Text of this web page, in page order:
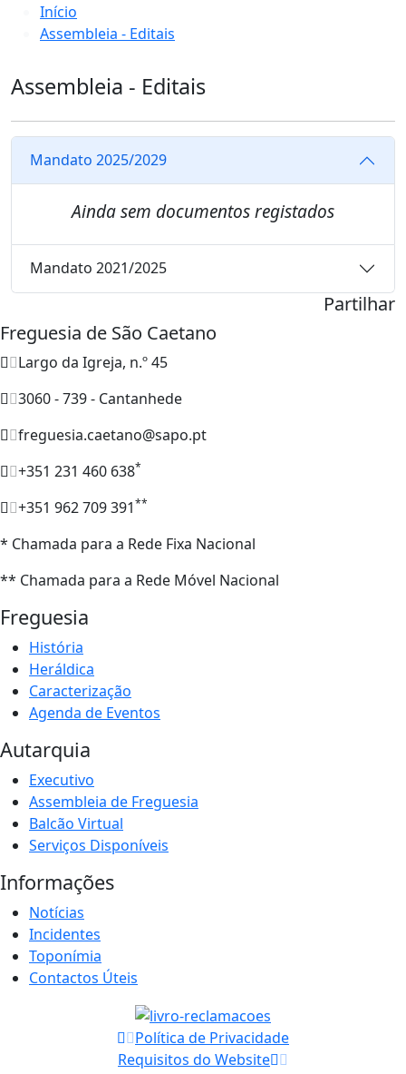
Início
Assembleia - Editais
Assembleia - Editais
Mandato 2025/2029
Ainda sem documentos registados
Mandato 2021/2025
Partilhar
Freguesia de São Caetano
Largo da Igreja, n.º 45
3060 - 739 - Cantanhede
freguesia.caetano@sapo.pt
+351 231 460 638*
+351 962 709 391**
* Chamada para a Rede Fixa Nacional
** Chamada para a Rede Móvel Nacional
Freguesia
História
Heráldica
Caracterização
Agenda de Eventos
Autarquia
Executivo
Assembleia de Freguesia
Balcão Virtual
Serviços Disponíveis
Informações
Notícias
Incidentes
Toponímia
Contactos Úteis
Política de Privacidade
Requisitos do Website